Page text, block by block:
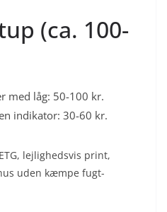
(ca. 100-
med låg: 50-100 kr.
indikator: 30-60 kr.
lejlighedsvis print,
uden kæmpe fugt-